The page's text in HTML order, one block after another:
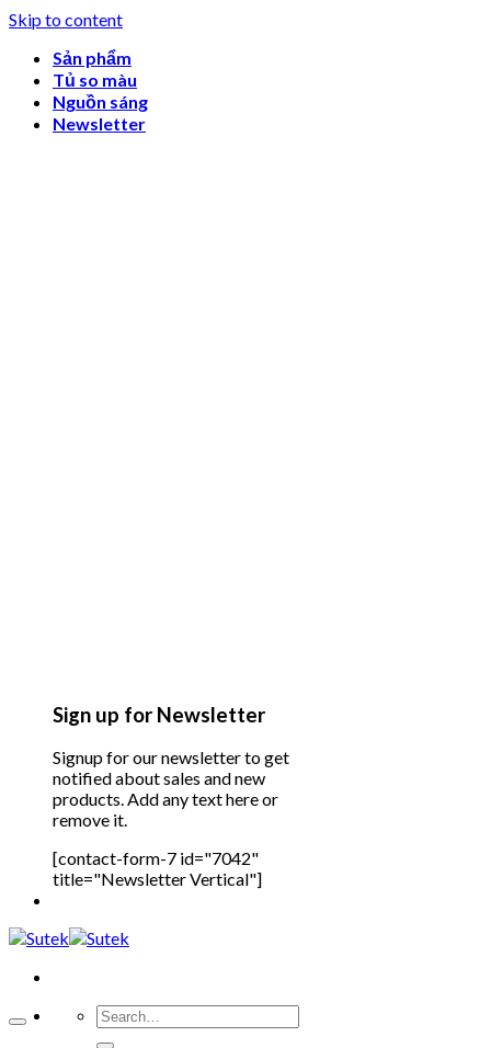
Skip to content
Sản phẩm
Tủ so màu
Nguồn sáng
Newsletter
Sign up for Newsletter
Signup for our newsletter to get
notified about sales and new
products. Add any text here or
remove it.
[contact-form-7 id="7042"
title="Newsletter Vertical"]